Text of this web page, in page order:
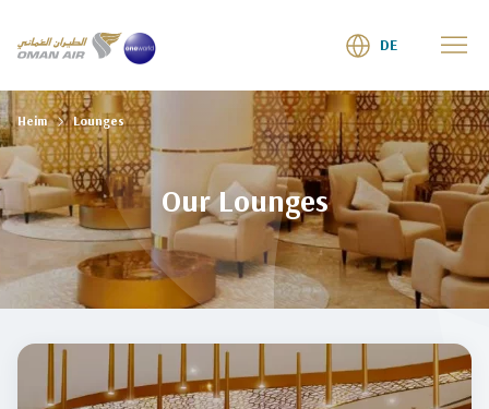
DE
Our Lounges
Heim Lounges